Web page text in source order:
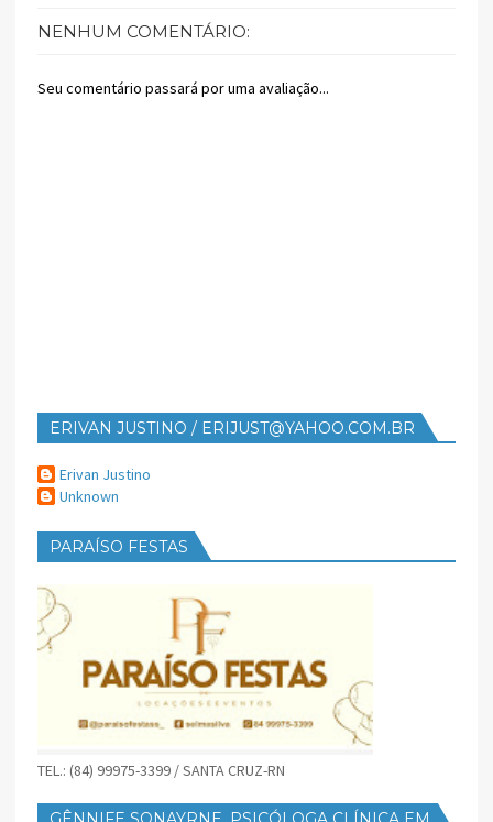
NENHUM COMENTÁRIO:
Seu comentário passará por uma avaliação...
ERIVAN JUSTINO / ERIJUST@YAHOO.COM.BR
Erivan Justino
Unknown
PARAÍSO FESTAS
TEL.: (84) 99975-3399 / SANTA CRUZ-RN